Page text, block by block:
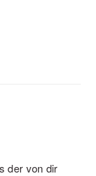
der von dir